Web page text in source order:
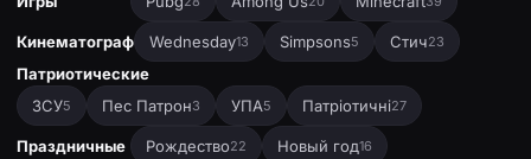
Кинематограф Wednesday13 Simpsons5 Стич23
Патриотические
ЗСУ5 Пес Патрон3 УПА5 Патріотичні27
Праздничные Рождество22 Новый год16